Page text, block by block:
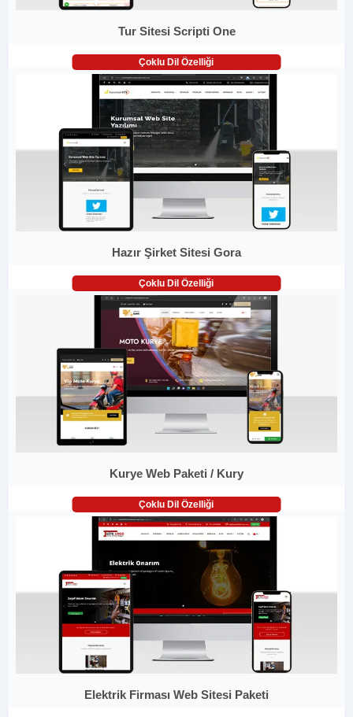
Tur Sitesi Scripti One
Çoklu Dil Özelliği
Hazır Şirket Sitesi Gora
Çoklu Dil Özelliği
Kurye Web Paketi / Kury
Çoklu Dil Özelliği
Elektrik Firması Web Sitesi Paketi